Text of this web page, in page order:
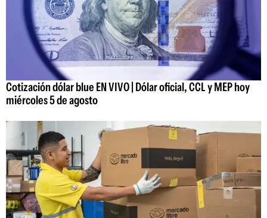
Cotización dólar blue EN VIVO | Dólar oficial, CCL y MEP hoy
miércoles 5 de agosto